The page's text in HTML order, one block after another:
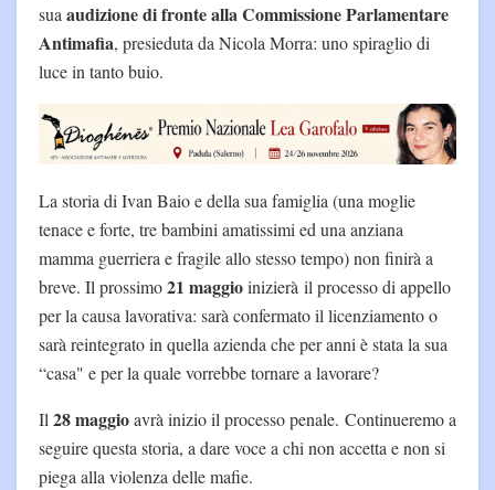
sua audizione di fronte alla Commissione Parlamentare
Antimafia, presieduta da Nicola Morra: uno spiraglio di
luce in tanto buio.
La storia di Ivan Baio e della sua famiglia (una moglie
tenace e forte, tre bambini amatissimi ed una anziana
mamma guerriera e fragile allo stesso tempo) non finirà a
breve. Il prossimo21 maggioinizierà il processo di appello
per la causa lavorativa: sarà confermato il licenziamento o
sarà reintegrato in quella azienda che per anni è stata la sua
“casa" e per la quale vorrebbe tornare a lavorare?
Il28 maggioavrà inizio il processo penale. Continueremo a
seguire questa storia, a dare voce a chi non accetta e non si
piega alla violenza delle mafie.